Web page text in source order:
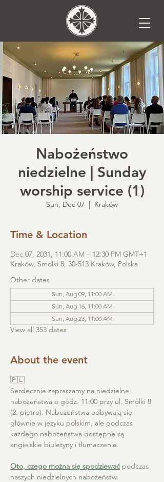
Nabożeństwo
niedzielne | Sunday
worship service (1)
Sun, Dec 07
  |
Kraków
Time & Location
Dec 07, 2031, 11:00 AM – 12:30 PM GMT+1
Kraków, Smolki 8, 30-513 Kraków, Polska
Other dates
Sun, Aug 09, 11:00 AM
Sun, Aug 16, 11:00 AM
Sun, Aug 23, 11:00 AM
View all 353 dates
About the event
🇵🇱
Serdecznie zapraszamy na niedzielne
nabożeństwa o godz. 11:00 przy ul. Smolki 8
(2. piętro). Nabożeństwa odbywają się
głównie w języku polskim, ale podczas
każdego nabożeństwa dostępne są
angielskie biuletyny i tłumaczenie.
Oto, czego można się spodziewać podczas
naszych niedzielnych nabożeństw.